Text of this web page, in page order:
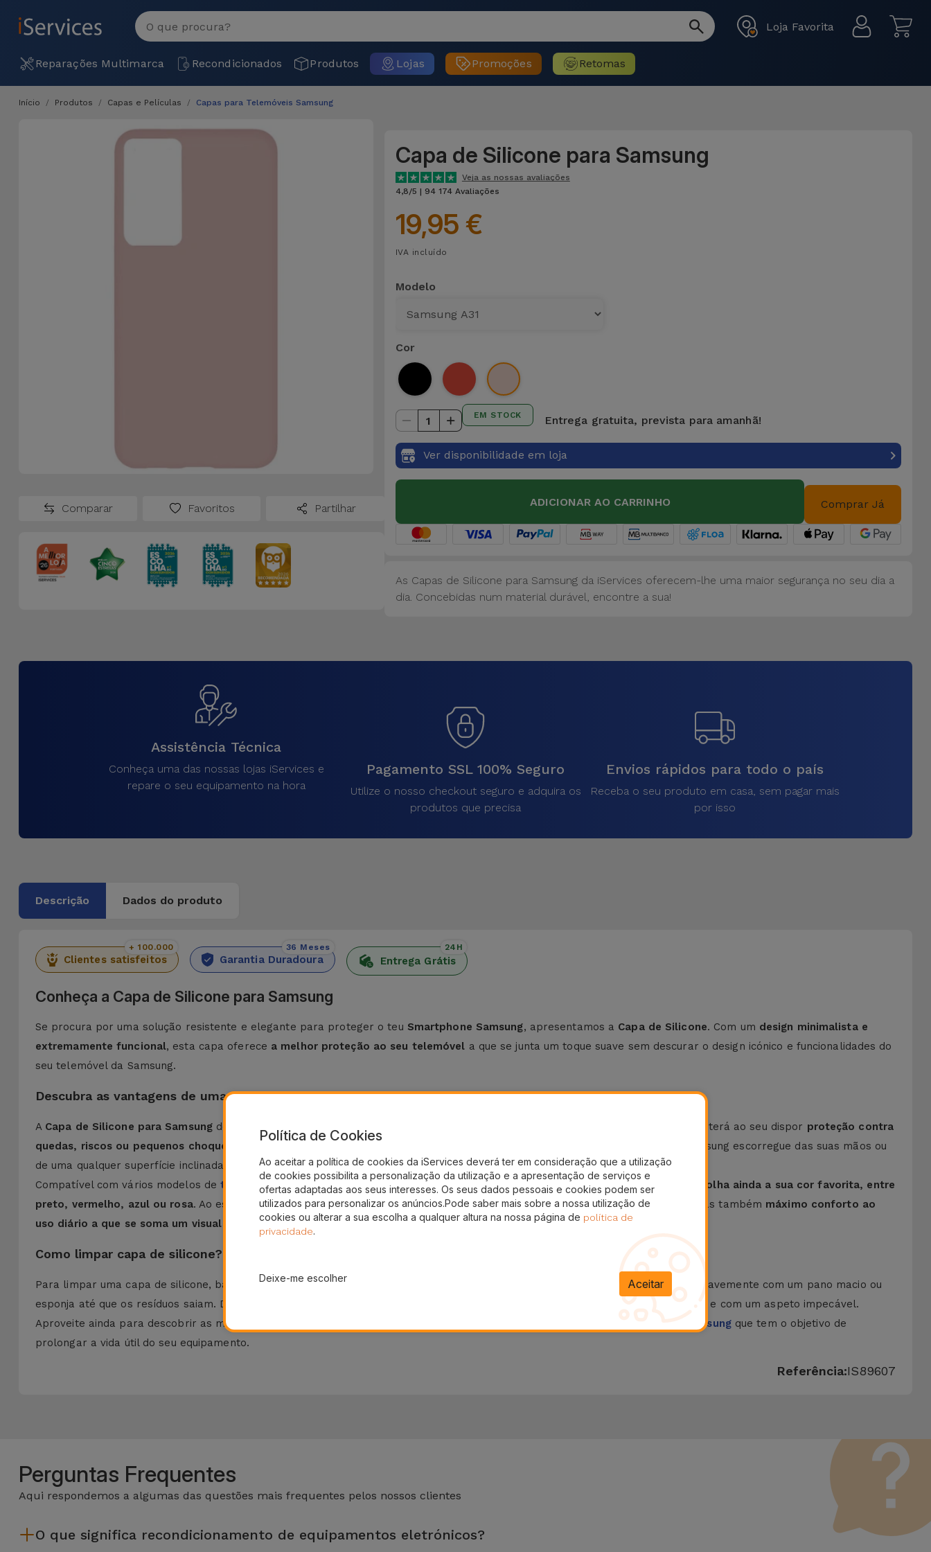
Loja Favorita
Reparações Multimarca Recondicionados Produtos Lojas Promoções Retomas
MENU
Ver
Início Produtos Capas e Películas Capas para Telemóveis Samsung
Comparar Favoritos Partilhar
Capa de Silicone para Samsung
Veja as nossas avaliações
4,8/5 | 94 174 Avaliações
19,95 €
IVA incluído
Modelo
Cor
1 EM STOCK Entrega gratuita, prevista para amanhã!
Ver disponibilidade em loja
ADICIONAR AO CARRINHO Comprar Já
As Capas de Silicone para Samsung da iServices oferecem-lhe uma maior segurança no seu dia a
dia. Concebidas num material durável, encontre a sua!
Assistência Técnica
Conheça uma das nossas lojas iServices e
repare o seu equipamento na hora
Pagamento SSL 100% Seguro
Utilize o nosso checkout seguro e adquira os
produtos que precisa
Envios rápidos para todo o país
Receba o seu produto em casa, sem pagar mais
por isso
Descrição Dados do produto
Clientes satisfeitos
+ 100.000
Garantia Duradoura
36 Meses
Entrega Grátis
24H
Conheça a Capa de Silicone para Samsung
Se procura por uma solução resistente e elegante para proteger o teu Smartphone Samsung, apresentamos a Capa de Silicone. Com um design minimalista e
extremamente funcional, esta capa oferece a melhor proteção ao seu telemóvel a que se junta um toque suave sem descurar o design icónico e funcionalidades do
seu telemóvel da Samsung.
Descubra as vantagens de uma Capa de Silicone Samsung
A Capa de Silicone para Samsungdestaca-se pela sua leveza e flexibilidade. , terá ao seu dispor proteção contra
quedas, riscos ou pequenos choques do dia a dia
evita que o seu Smartphone Samsung escorregue das suas mãos ou
de uma qualquer superfície inclinada.
Compatível com vários modelos detelemóveis Samsung, esta capa possui um estilo minimalista que se adapta ao seu estilo.
Escolha ainda a sua cor favorita, entre
preto, vermelho, azul ou rosa. Ao escolher esta Capa de Silicone para Samsung está a optar por uma proteção de confiança, mas também máximo conforto ao
uso diário a que se soma um visual moderno.
Como limpar capa de silicone?
Para limpar uma capa de silicone, basta removê-la do telemóvel e usar um pouco de água morna com sabão neutro. Esfregue suavemente com um pano macio ou
esponja até que os resíduos saiam. Depois enxague bem e deixe secar ao ar. Desta forma, terá a sua capa silicone sempre limpa e com um aspeto impecável.
Aproveite ainda para descobrir as melhores
disponíveis na Loja Online da iServices. Confie naPelícula Samsungque tem o objetivo de
prolongar a vida útil do seu equipamento.
Referência:IS89607
Perguntas Frequentes
Aqui respondemos a algumas das questões mais frequentes pelos nossos clientes
O que significa recondicionamento de equipamentos eletrónicos?
Política de Cookies
Ao aceitar a política de cookies da iServices deverá ter em consideração que a utilização
de cookies possibilita a personalização da utilização e a apresentação de serviços e
ofertas adaptadas aos seus interesses. Os seus dados pessoais e cookies podem ser
utilizados para personalizar os anúncios.Pode saber mais sobre a nossa utilização de
cookies ou alterar a sua escolha a qualquer altura na nossa página de política de
privacidade.
Deixe-me escolher Aceitar